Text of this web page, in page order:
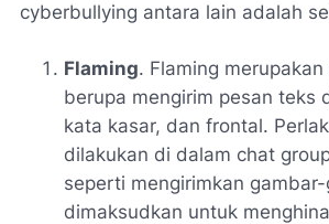
cyberbullying antara lain adalah
Flaming. Flaming
berupa mengirim pesan teks
kata kasar, dan frontal.
dilakukan di dalam chat
seperti mengirimkan
dimaksudkan untuk